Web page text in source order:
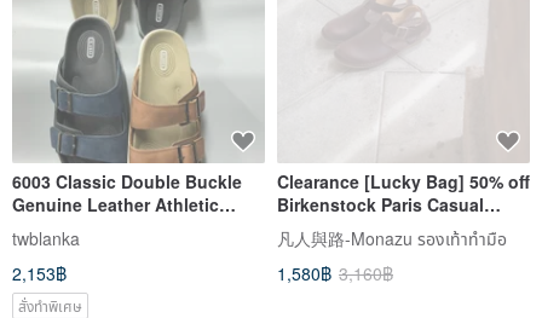
6003 Classic Double Buckle
Genuine Leather Athletic
Men's Slides
twblanka
2,153฿
สั่งทำพิเศษ
Clearance [Lucky Bag] 50% off
Birkenstock Paris Casual
Sandals_Oiled Wax Brown
凡人與路-Monazu รองเท้าทำมือ
1,580฿ 3,160฿